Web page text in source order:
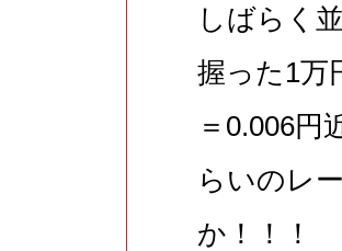
しばらく
握った1万
＝0.006円
らいのレ
か！！！